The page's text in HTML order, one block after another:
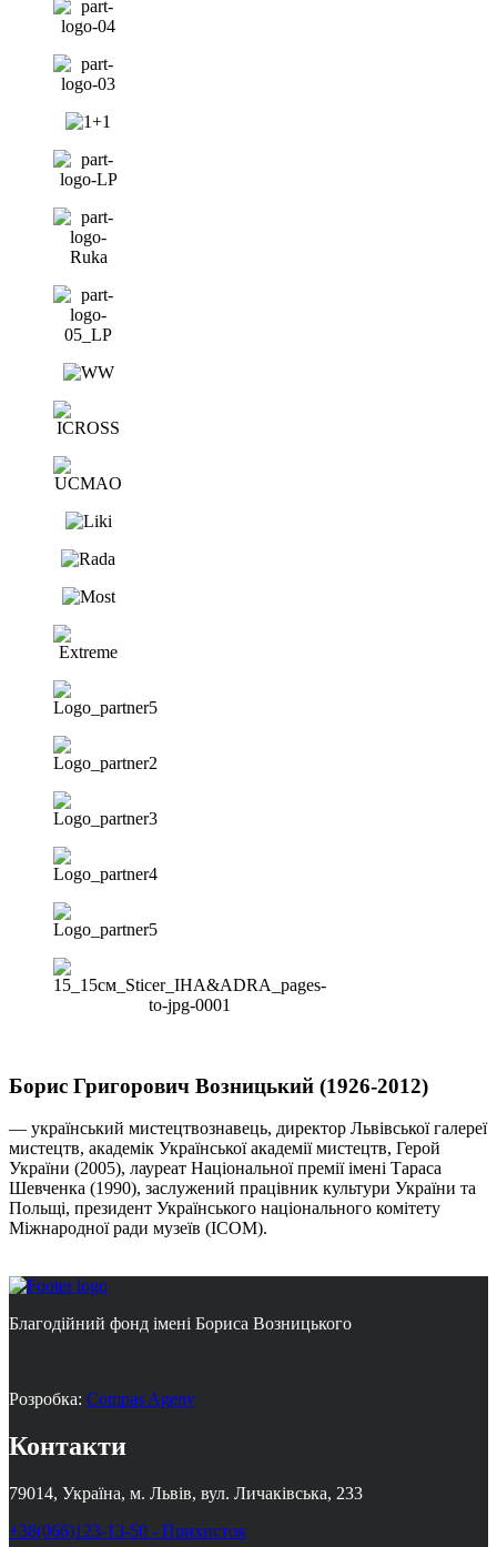
Борис Григорович Возницький (1926-2012)
— український мистецтвознавець, директор Львівської галереї
мистецтв, академік Української академії мистецтв, Герой
України (2005), лауреат Національної премії імені Тараса
Шевченка (1990), заслужений працівник культури України та
Польщі, президент Українського національного комітету
Міжнародної ради музеїв (ICOM).
Благодійний фонд імені Бориса Возницького
Розробка: Compas Ageny
Контакти
79014, Україна, м. Львів, вул. Личаківська, 233
+38(066)123-13-50 - Прихисток